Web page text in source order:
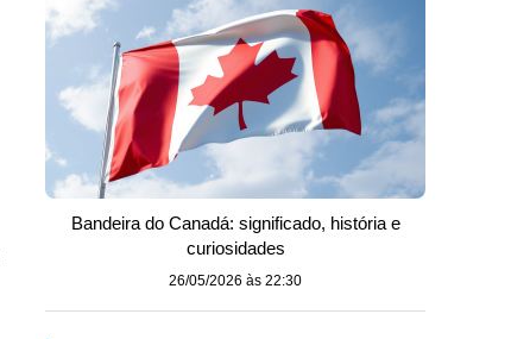
Bandeira do Canadá: significado, história e
curiosidades
26/05/2026 às 22:30